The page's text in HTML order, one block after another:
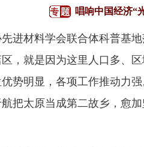
唱响中国经济“
材料学会联合体科普基地
，就是因为这里人口多、
势明显，各项工作推动力
把太原当成第二故乡，愈